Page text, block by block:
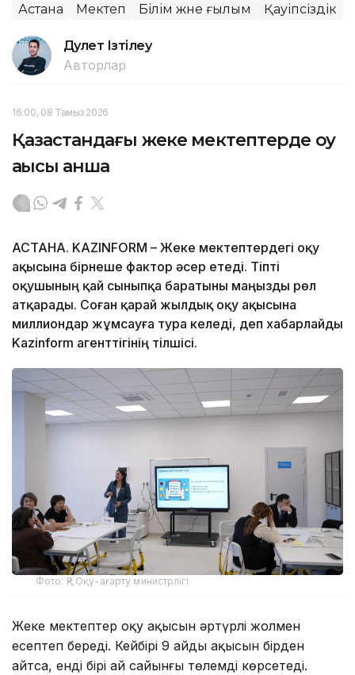
Астана Мектеп Білім және ғылым Қауіпсіздік
Дәулет Ізтілеу
Авторлар
16:00, 08 Тамыз 2026
Қазақстандағы жеке мектептерде оқу
ақысы қанша
АСТАНА. KAZINFORM – Жеке мектептердегі оқу
ақысына бірнеше фактор әсер етеді. Тіпті
оқушының қай сыныпқа баратыны маңызды рөл
атқарады. Соған қарай жылдық оқу ақысына
миллиондар жұмсауға тура келеді, деп хабарлайды
Kazinform агенттігінің тілшісі.
Фото: ҚР Оқу-ағарту министрлігі
Жеке мектептер оқу ақысын әртүрлі жолмен
есептеп береді. Кейбірі 9 айдың ақысын бірден
айтса, енді бірі ай сайынғы төлемді көрсетеді.